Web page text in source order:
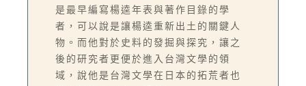
是最早編寫楊逵年表與著作目錄的學
者，可以說是讓楊逵重新出土的關鍵人
物。而他對於史料的發掘與探究，讓之
後的研究者更便於進入台灣文學的領
域，說他是台灣文學在日本的拓荒者也